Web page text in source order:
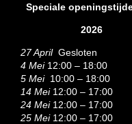
Speciale
2026
27 AprilGesloten
4 Mei12:00 – 18:00
5 Mei10:00 – 18:00
14 Mei12:00 – 17:00
24 Mei12:00 – 17:00
25 Mei 12:00 – 17:00